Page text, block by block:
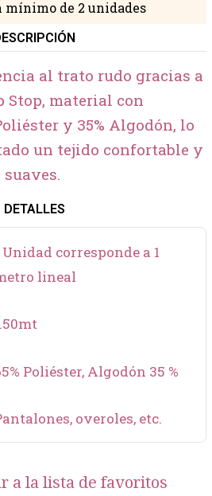
mínimo de 2 unidades
al trato rudo gracias a
Stop, material con
y 35% Algodón, lo
un tejido confortable y
DETALLES
Unidad corresponde a 1
lineal
Poliéster, Algodón 35 %
overoles, etc.
a la lista de favoritos